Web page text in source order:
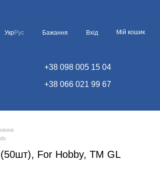
УкрРус Бажання Вхід Мій кошик
+38 098 005 15 04
+38 066 021 99 67
(50шт), For Hobby, TM GL